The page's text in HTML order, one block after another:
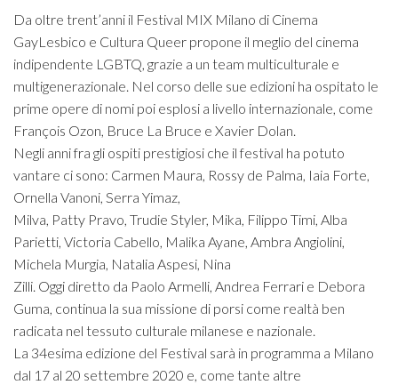
Da oltre trent’anni il Festival MIX Milano di Cinema
GayLesbico e Cultura Queer propone il meglio del cinema
indipendente LGBTQ, grazie a un team multiculturale e
multigenerazionale. Nel corso delle sue edizioni ha ospitato le
prime opere di nomi poi esplosi a livello internazionale, come
François Ozon, Bruce La Bruce e Xavier Dolan.
Negli anni fra gli ospiti prestigiosi che il festival ha potuto
vantare ci sono: Carmen Maura, Rossy de Palma, Iaia Forte,
Ornella Vanoni, Serra Yimaz,
Milva, Patty Pravo, Trudie Styler, Mika, Filippo Timi, Alba
Parietti, Victoria Cabello, Malika Ayane, Ambra Angiolini,
Michela Murgia, Natalia Aspesi, Nina
Zilli. Oggi diretto da Paolo Armelli, Andrea Ferrari e Debora
Guma, continua la sua missione di porsi come realtà ben
radicata nel tessuto culturale milanese e nazionale.
La 34esima edizione del Festival sarà in programma a Milano
dal 17 al 20 settembre 2020 e, come tante altre